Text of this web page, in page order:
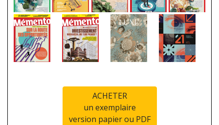
ACHETER
un exemplaire
version papier ou PDF